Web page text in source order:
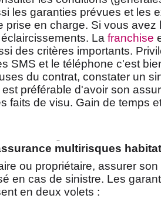
les garanties prévues et les
prise en charge. Si vous avez
La franchise
des critères importants.
SMS et le téléphone c'est
du contrat, constater un
préférable d'avoir son
faits de visu. Gain de temps
multirisques
ou propriétaire, assurer son
en cas de sinistre. Les
en deux volets :